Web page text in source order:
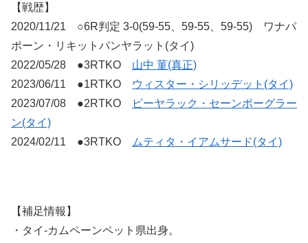
【戦歴】
2020/11/21 ○6R判定 3-0(59-55、59-55、59-55) ワナパ
ポーン・リキットパンヤラット(タイ)
2022/05/28 ●3RTKO 山中 菫(真正)
2023/06/11 ●1RTKO
ウィスター・シリッデット(タイ)
2023/07/08 ●2RTKO
ピーヤラック・セーンポーグラー
ン(タイ)
2024/02/11 ●3RTKO ムティタ・イアムサード(タイ)
【補足情報】
・タイ-カムペーンペット県出身。